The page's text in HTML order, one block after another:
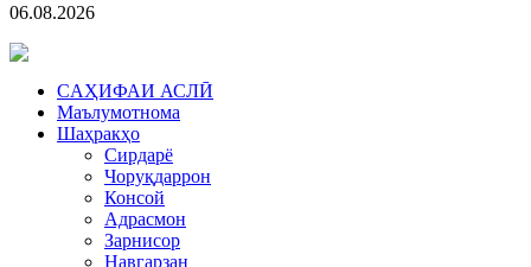
06.08.2026
CАҲИФАИ АСЛӢ
Маълумотнома
Шаҳракҳо
Сирдарё
Чоруқдаррон
Консой
Адрасмон
Зарнисор
Навгарзан